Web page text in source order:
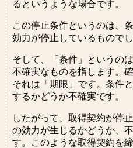
るというような場合です。
この停止条件というのは、
効力が停止しているものでし
そして、「条件」というの
不確実なものを指します。
それは「期限」です。条件
するかどうか不確実です。
したがって、取得契約が停
の効力が生じるかどうか、
す。このような取得契約を